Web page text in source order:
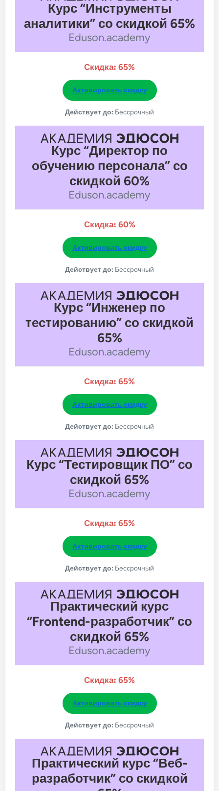
Курс “Инструменты
аналитики” со скидкой 65%
Eduson.academy
Скидка: 65%
Активировать скидку
Действует до: Бессрочный
Курс “Директор по
обучению персонала” со
скидкой 60%
Eduson.academy
Скидка: 60%
Активировать скидку
Действует до: Бессрочный
Курс “Инженер по
тестированию” со скидкой
65%
Eduson.academy
Скидка: 65%
Активировать скидку
Действует до: Бессрочный
Курс “Тестировщик ПО” со
скидкой 65%
Eduson.academy
Скидка: 65%
Активировать скидку
Действует до: Бессрочный
Практический курс
“Frontend-разработчик” со
скидкой 65%
Eduson.academy
Скидка: 65%
Активировать скидку
Действует до: Бессрочный
Практический курс “Веб-
разработчик” со скидкой